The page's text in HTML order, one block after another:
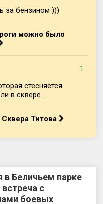
за бензином )))
можно было
1
стесняется
в сквере...
Титова
в Беличьем парке
с
боевых